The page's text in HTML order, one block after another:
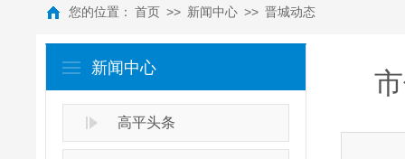
您的位置： 首页 >> 新闻中心 >> 晋城动态
新闻中心
高平头条